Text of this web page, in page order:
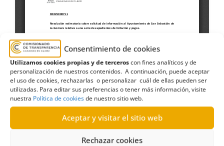
Consentimiento de cookies
Utilizamos cookies propias y de terceroscon fines analíticos y de
personalización de nuestros contenidos. A continuación, puede aceptar
el uso de cookies, rechazarlas o personalizar cuál de ellas pueden ser
utilizadas. Para editar sus preferencias o tener más información, visite
nuestra Política de cookiesde nuestro sitio web.
Aceptar y visitar el sitio web
Rechazar cookies